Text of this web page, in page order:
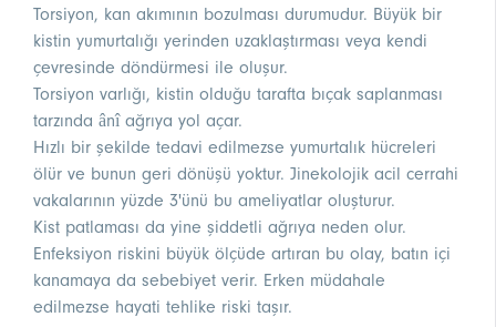
Torsiyon, kan akımının bozulması durumudur. Büyük bir
kistin yumurtalığı yerinden uzaklaştırması veya kendi
çevresinde döndürmesi ile oluşur.
Torsiyon varlığı, kistin olduğu tarafta bıçak saplanması
tarzında ânî ağrıya yol açar.
Hızlı bir şekilde tedavi edilmezse yumurtalık hücreleri
ölür ve bunun geri dönüşü yoktur. Jinekolojik acil cerrahi
vakalarının yüzde 3'ünü bu ameliyatlar oluşturur.
Kist patlaması da yine şiddetli ağrıya neden olur.
Enfeksiyon riskini büyük ölçüde artıran bu olay, batın içi
kanamaya da sebebiyet verir. Erken müdahale
edilmezse hayati tehlike riski taşır.